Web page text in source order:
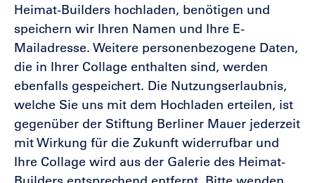
Heimat-Builders hochladen, benötigen und
speichern wir Ihren Namen und Ihre E-
Mailadresse. Weitere personenbezogene Daten,
die in Ihrer Collage enthalten sind, werden
ebenfalls gespeichert. Die Nutzungserlaubnis,
welche Sie uns mit dem Hochladen erteilen, ist
gegenüber der Stiftung Berliner Mauer jederzeit
mit Wirkung für die Zukunft widerrufbar und
Ihre Collage wird aus der Galerie des Heimat-